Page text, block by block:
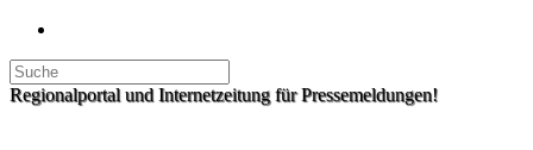
Regionalportal und Internetzeitung für Pressemeldungen!